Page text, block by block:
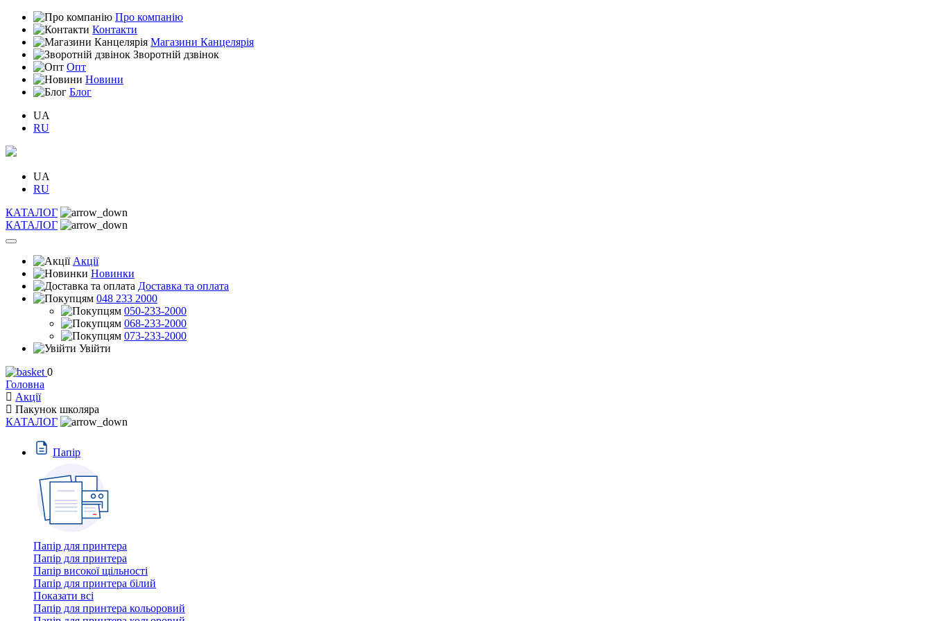
Про компанію
Контакти
Магазини Канцелярія
Зворотній дзвінок
Опт
Новини
Блог
UA
RU
UA
RU
КАТАЛОГ
КАТАЛОГ
Акції
Новинки
Доставка та оплата
048 233 2000
050-233-2000
068-233-2000
073-233-2000
Увійти
0
Головна
Акції
Пакунок школяра
КАТАЛОГ
Пaпiр
Папір для принтера
Папір для принтера
Папір високої щільності
Папір для принтера білий
Показати всі
Папір для принтера кольоровий